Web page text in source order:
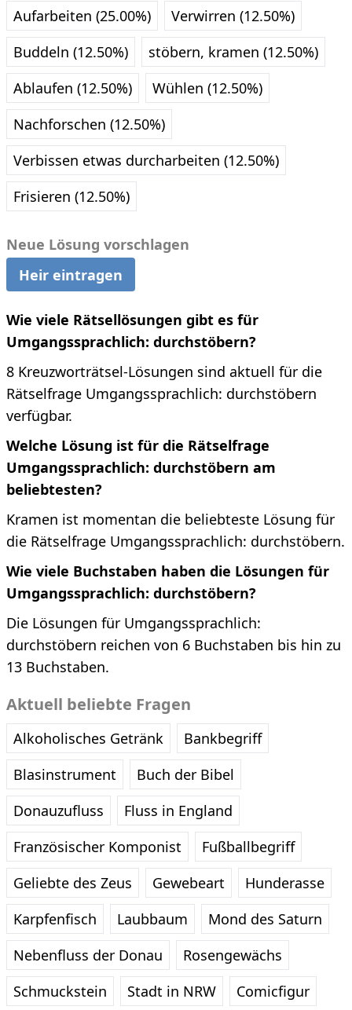
Aufarbeiten (25.00%)
Verwirren (12.50%)
Buddeln (12.50%)
stöbern, kramen (12.50%)
Ablaufen (12.50%)
Wühlen (12.50%)
Nachforschen (12.50%)
Verbissen etwas durcharbeiten (12.50%)
Frisieren (12.50%)
Neue Lösung vorschlagen
Heir eintragen
Wie viele Rätsellösungen gibt es für
Umgangssprachlich: durchstöbern?
8 Kreuzworträtsel-Lösungen sind aktuell für die
Rätselfrage Umgangssprachlich: durchstöbern
verfügbar.
Welche Lösung ist für die Rätselfrage
Umgangssprachlich: durchstöbern am
beliebtesten?
Kramen ist momentan die beliebteste Lösung für
die Rätselfrage Umgangssprachlich: durchstöbern.
Wie viele Buchstaben haben die Lösungen für
Umgangssprachlich: durchstöbern?
Die Lösungen für Umgangssprachlich:
durchstöbern reichen von 6 Buchstaben bis hin zu
13 Buchstaben.
Aktuell beliebte Fragen
Alkoholisches Getränk
Bankbegriff
Blasinstrument
Buch der Bibel
Donauzufluss
Fluss in England
Französischer Komponist
Fußballbegriff
Geliebte des Zeus
Gewebeart
Hunderasse
Karpfenfisch
Laubbaum
Mond des Saturn
Nebenfluss der Donau
Rosengewächs
Schmuckstein
Stadt in NRW Comicfigur